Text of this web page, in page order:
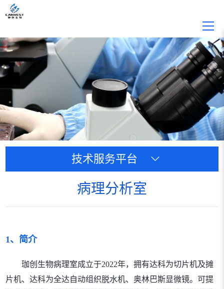
技术服务平台
病理分析室
1、简介
珈创生物病理室成立于2022年，拥有达科为切片机及摊
片机、达科为全达自动组织脱水机、奥林巴斯显微镜。可提